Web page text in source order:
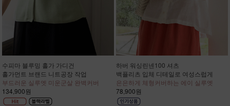
수피마 블루밍 홀가 가디건
홀가먼트 브랜드 니트공장 작업
부드러운 실루엣 미운군살 완벽커버
134,900원
하버 워싱린넨100 셔츠
백플리츠 입체 디테일로 여성스럽게
은은하게 체형커버하는 에이 실루엣
78,900원